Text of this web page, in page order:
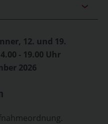
12. und 19.
- 19.00 Uhr
2026